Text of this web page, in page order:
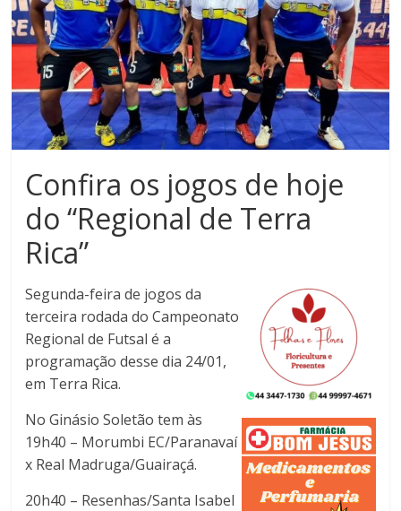
Paraná
Confira os jogos de hoje
do “Regional de Terra
Rica”
Segunda-feira de jogos da
terceira rodada do Campeonato
Regional de Futsal é a
programação desse dia 24/01,
em Terra Rica.
No Ginásio Soletão tem às
19h40 – Morumbi EC/Paranavaí
x Real Madruga/Guairaçá.
20h40 – Resenhas/Santa Isabel